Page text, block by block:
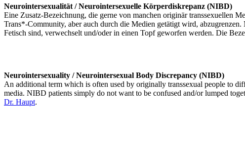
Neurointersexualität / Neurointersexuelle Körperdiskrepanz (NIBD)
Eine Zusatz-Bezeichnung, die gerne von manchen originär transsexuellen
Trans*-Community, aber auch durch die Medien getätigt wird,
Fetisch sind, verwechselt und/oder in einen Topf geworfen werden. Die
Neurointersexuality / Neurointersexual Body Discrepancy (NIBD)
An additional term which is often used by originally transsexual people to
media. NIBD patients simply do not want to be confused and/or lumped
Dr. Haupt.